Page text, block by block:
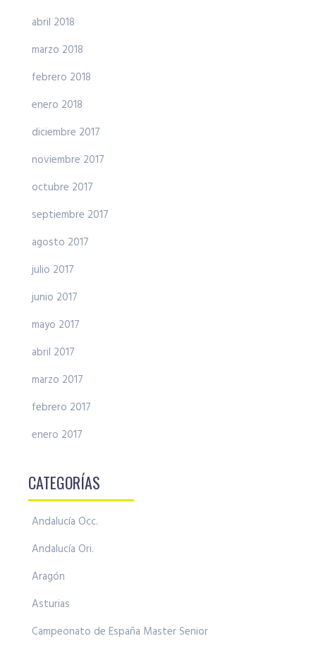
abril 2018
marzo 2018
febrero 2018
enero 2018
diciembre 2017
noviembre 2017
octubre 2017
septiembre 2017
agosto 2017
julio 2017
junio 2017
mayo 2017
abril 2017
marzo 2017
febrero 2017
enero 2017
CATEGORÍAS
Andalucía Occ.
Andalucía Ori.
Aragón
Asturias
Campeonato de España Master Senior